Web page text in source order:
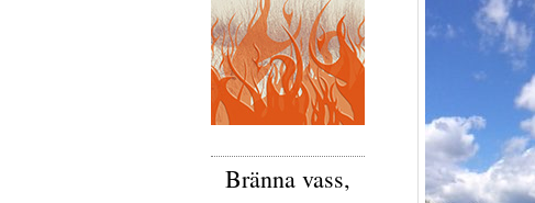
Bränna vass,